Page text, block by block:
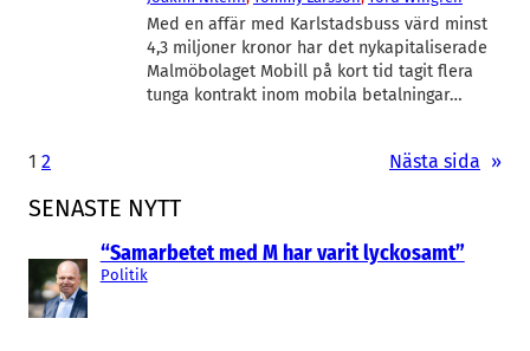
SENASTE NYTT
“Samarbetet med M har varit lyckosamt”
Politik
Med en affär med Karlstadsbuss värd minst
4,3 miljoner kronor har det nykapitaliserade
Malmöbolaget Mobill på kort tid tagit flera
tunga kontrakt inom mobila betalningar…
1 2 Nästa sida »